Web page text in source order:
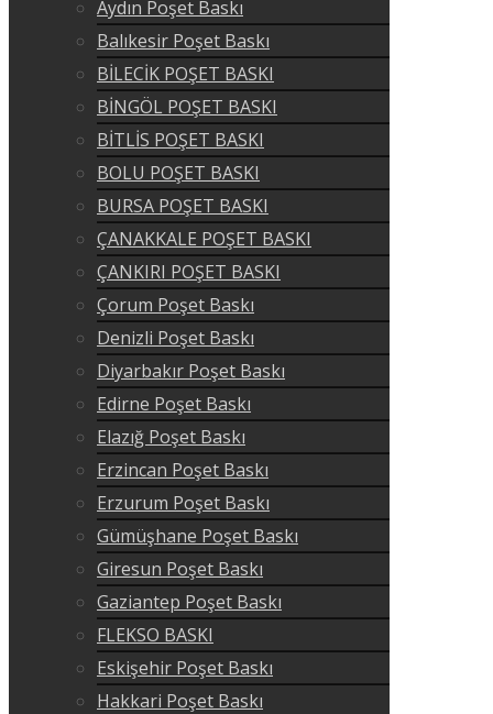
Aydın Poşet Baskı
Balıkesir Poşet Baskı
BİLECİK POŞET BASKI
BİNGÖL POŞET BASKI
BİTLİS POŞET BASKI
BOLU POŞET BASKI
BURSA POŞET BASKI
ÇANAKKALE POŞET BASKI
ÇANKIRI POŞET BASKI
Çorum Poşet Baskı
Denizli Poşet Baskı
Diyarbakır Poşet Baskı
Edirne Poşet Baskı
Elazığ Poşet Baskı
Erzincan Poşet Baskı
Erzurum Poşet Baskı
Gümüşhane Poşet Baskı
Giresun Poşet Baskı
Gaziantep Poşet Baskı
FLEKSO BASKI
Eskişehir Poşet Baskı
Hakkari Poşet Baskı